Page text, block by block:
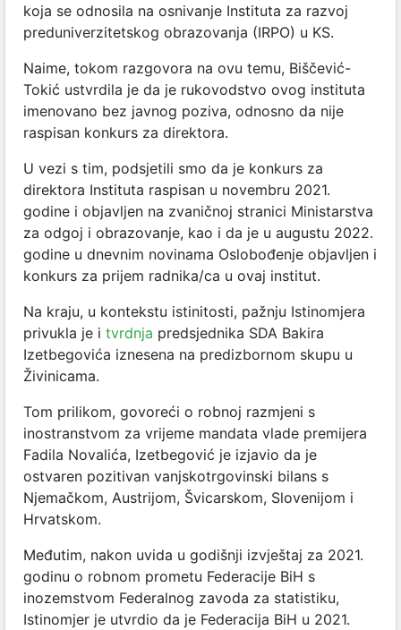
koja se odnosila na osnivanje Instituta za razvoj
preduniverzitetskog obrazovanja (IRPO) u KS.
Naime, tokom razgovora na ovu temu, Biščević-
Tokić ustvrdila je da je rukovodstvo ovog instituta
imenovano bez javnog poziva, odnosno da nije
raspisan konkurs za direktora.
U vezi s tim, podsjetili smo da je konkurs za
direktora Instituta raspisan u novembru 2021.
godine i objavljen na zvaničnoj stranici Ministarstva
za odgoj i obrazovanje, kao i da je u augustu 2022.
godine u dnevnim novinama Oslobođenje objavljen i
konkurs za prijem radnika/ca u ovaj institut.
Na kraju, u kontekstu istinitosti, pažnju Istinomjera
privukla je i tvrdnja predsjednika SDA Bakira
Izetbegovića iznesena na predizbornom skupu u
Živinicama.
Tom prilikom, govoreći o robnoj razmjeni s
inostranstvom za vrijeme mandata vlade premijera
Fadila Novalića, Izetbegović je izjavio da je
ostvaren pozitivan vanjskotrgovinski bilans s
Njemačkom, Austrijom, Švicarskom, Slovenijom i
Hrvatskom.
Međutim, nakon uvida u godišnji izvještaj za 2021.
godinu o robnom prometu Federacije BiH s
inozemstvom Federalnog zavoda za statistiku,
Istinomjer je utvrdio da je Federacija BiH u 2021.